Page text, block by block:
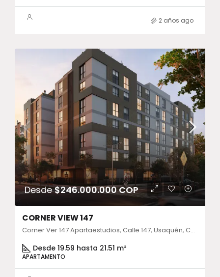
2 años ago
Desde$246.000.000 COP
CORNER VIEW 147
Corner Ver 147 Apartaestudios, Calle 147, Usaquén, Cundinamarca, Colombia
Desde 19.59 hasta 21.51 m²
APARTAMENTO